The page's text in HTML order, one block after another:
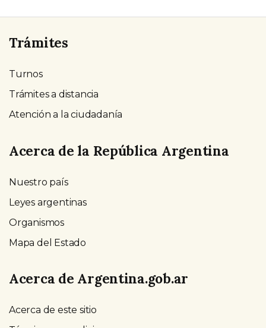
Trámites
Turnos
Trámites a distancia
Atención a la ciudadanía
Acerca de la República Argentina
Nuestro país
Leyes argentinas
Organismos
Mapa del Estado
Acerca de Argentina.gob.ar
Acerca de este sitio